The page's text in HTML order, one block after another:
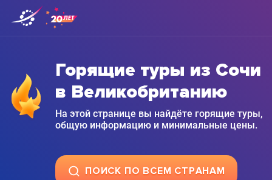
Горящие туры из Сочи
в Великобританию
На этой странице вы найдёте горящие туры,
общую информацию и минимальные цены.
ПОИСК ПО ВСЕМ СТРАНАМ